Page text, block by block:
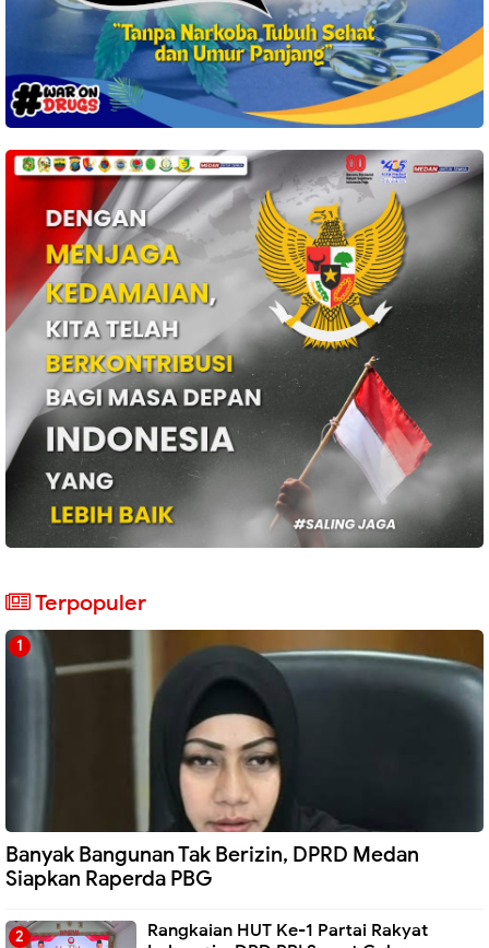
Terpopuler
Banyak Bangunan Tak Berizin, DPRD Medan
Siapkan Raperda PBG
Rangkaian HUT Ke-1 Partai Rakyat